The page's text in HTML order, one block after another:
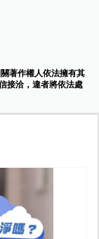
著作權人依法擁有其
接洽，違者將依法處